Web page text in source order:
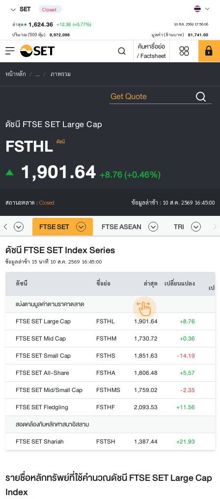
SET Closed
ล่าสุด 1,624.36 +12.36 (+0.77%) 10 ส.ค. 2569 17:56:06
ปริมาณ ('000 หุ้น) 8,972,098 มูลค่า (ล้านบาท) 61,741.00
ค้นหาชื่อย่อ
/ Factsheet
หน้าหลัก ... ภาพรวม
ดัชนี FTSE SET Large Cap
FSTHL ดัชนี
1,901.64 +8.76(+0.46%)
สถานะตลาด : Closed ข้อมูลล่าช้า : 10 ส.ค. 2569 16:45:00
FTSE SET FTSE ASEAN TRI
ดัชนี FTSE SET Index Series
ข้อมูลล่าช้า 15 นาที 10 ส.ค. 2569 16:45:00
ดัชนี ชื่อย่อ ล่าสุด เปลี่ยนแปลง
เป
แบ่งตามมูลค่าตามราคาตลาด
FTSE SET Large Cap
FSTHL 1,901.64
+8.76
FTSE SET Mid Cap
FSTHM 1,730.72
+0.36
FTSE SET Small Cap
FSTHS 1,851.63
-14.19
FTSE SET All-Share
FSTHA 1,806.48
+5.57
FTSE SET Mid/Small Cap
FSTHMS 1,759.02
-2.35
FTSE SET Fledgling
FSTHF 2,093.53
+11.56
สอดคล้องกับหลักศาสนาอิสลาม
FTSE SET Shariah
FSTSH 1,387.44 +21.93
รายชื่อหลักทรัพย์ที่ใช้คำนวณดัชนี FTSE SET Large Cap
Index